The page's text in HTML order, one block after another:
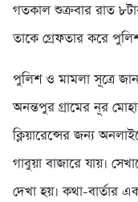
গতকাল শুক্রবার রাত
তাকে গ্রেফতার করে
পুলিশ ও মামলা সূত্রে
অনন্তপুর গ্রামের নূর
ক্লিয়ারেন্সের জন্য
গাবুয়া বাজারে যায়।
দেখা হয়। কথা-বার্তার